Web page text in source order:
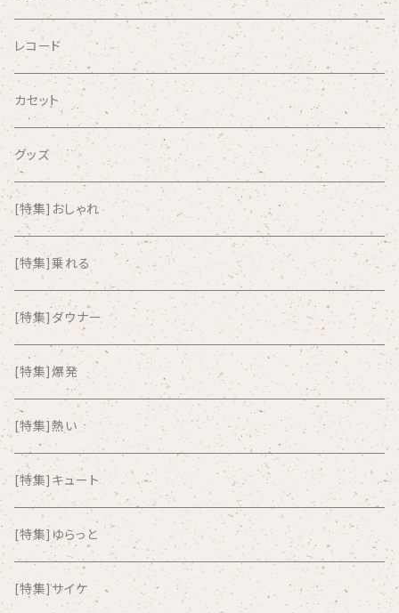
AGU
AIRCRAFT
airlie
AKUTAGAWA FANCLUB
ALKASILKA
all about paradise
ALL ITEM 10 TIMES
Amia Calva
Amsterdamned
ANYO
And Summer Club
レコード
カセット
グッズ
[特集]おしゃれ
[特集]乗れる
[特集]ダウナー
[特集]爆発
[特集]熱い
[特集]キュート
[特集]ゆらっと
[特集]サイケ